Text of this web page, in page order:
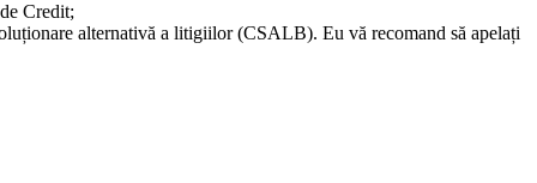
Credit;
alternativă a litigiilor (CSALB). Eu vă recomand să apelați